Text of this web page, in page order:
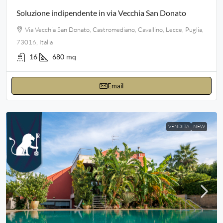
Soluzione indipendente in via Vecchia San Donato
Via Vecchia San Donato, Castromediano, Cavallino, Lecce, Puglia,
73016, Italia
16 680 mq
Email
VENDITA NEW